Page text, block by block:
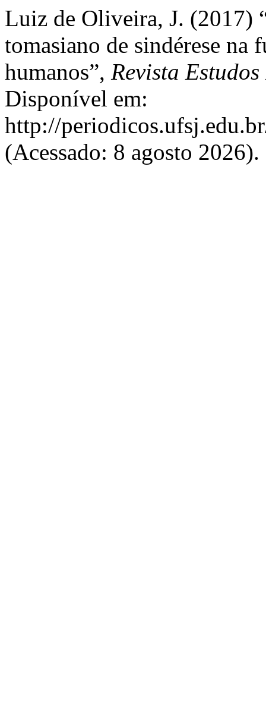
Luiz de Oliveira, J. (2017)
tomasiano de sindérese na
humanos”, Revista
Disponível em:
http://
(Acessado: 8 agosto 2026).